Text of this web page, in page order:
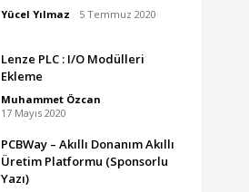
Yücel Yılmaz 5 Temmuz 2020
Lenze PLC : I/O Modülleri
Ekleme
Muhammet Özcan
17 Mayıs 2020
PCBWay – Akıllı Donanım Akıllı
Üretim Platformu (Sponsorlu
Yazı)